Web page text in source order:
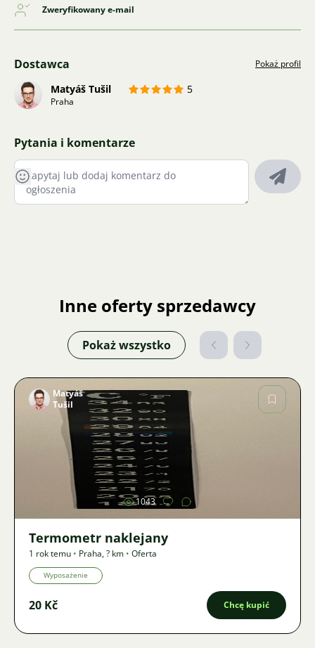
Zweryfikowany e-mail
Dostawca Pokaż profil
Matyáš Tušil 5
Praha
Pytania i komentarze
Inne oferty sprzedawcy
Pokaż wszystko
Zdjęcie
Matyáš
Tušil
1043
Termometr naklejany
1 rok temu • Praha,? km • Oferta
Wyposażenie
20 Kč Chcę kupić